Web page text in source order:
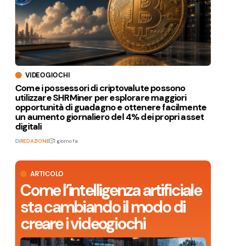
ARTICOLO
Come l’intelligenza artificiale
sta cambiando il modo di
creare i videogiochi
VIDEOGIOCHI
Come i possessori di criptovalute possono
utilizzare SHRMiner per esplorare maggiori
opportunità di guadagno e ottenere facilmente
un aumento giornaliero del 4% dei propri asset
digitali
DiREDAZIONE 1 giorno fa